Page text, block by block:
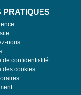
PRATIQUES
nous
de confidentialité
des cookies